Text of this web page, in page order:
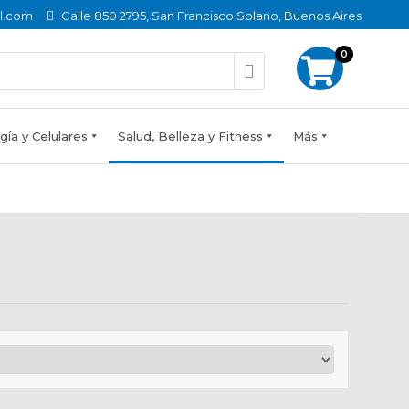
Calle 850 2795, San Francisco Solano, Buenos Aires
0
y Celulares Salud, Belleza y Fitness Más